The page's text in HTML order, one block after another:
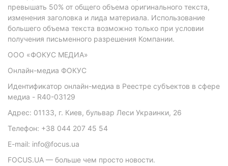
превышать 50% от общего объема оригинального текста,
изменения заголовка и лида материала. Использование
большего объема текста возможно только при условии
получения письменного разрешения Компании.
ООО «ФОКУС МЕДИА»
Онлайн-медиа ФОКУС
Идентификатор онлайн-медиа в Реестре субъектов в сфере
медиа - R40-03129
Адрес: 01133, г. Киев, бульвар Леси Украинки, 26
Телефон: +38 044 207 45 54
E-mail: info@focus.ua
FOCUS.UA — больше чем просто новости.